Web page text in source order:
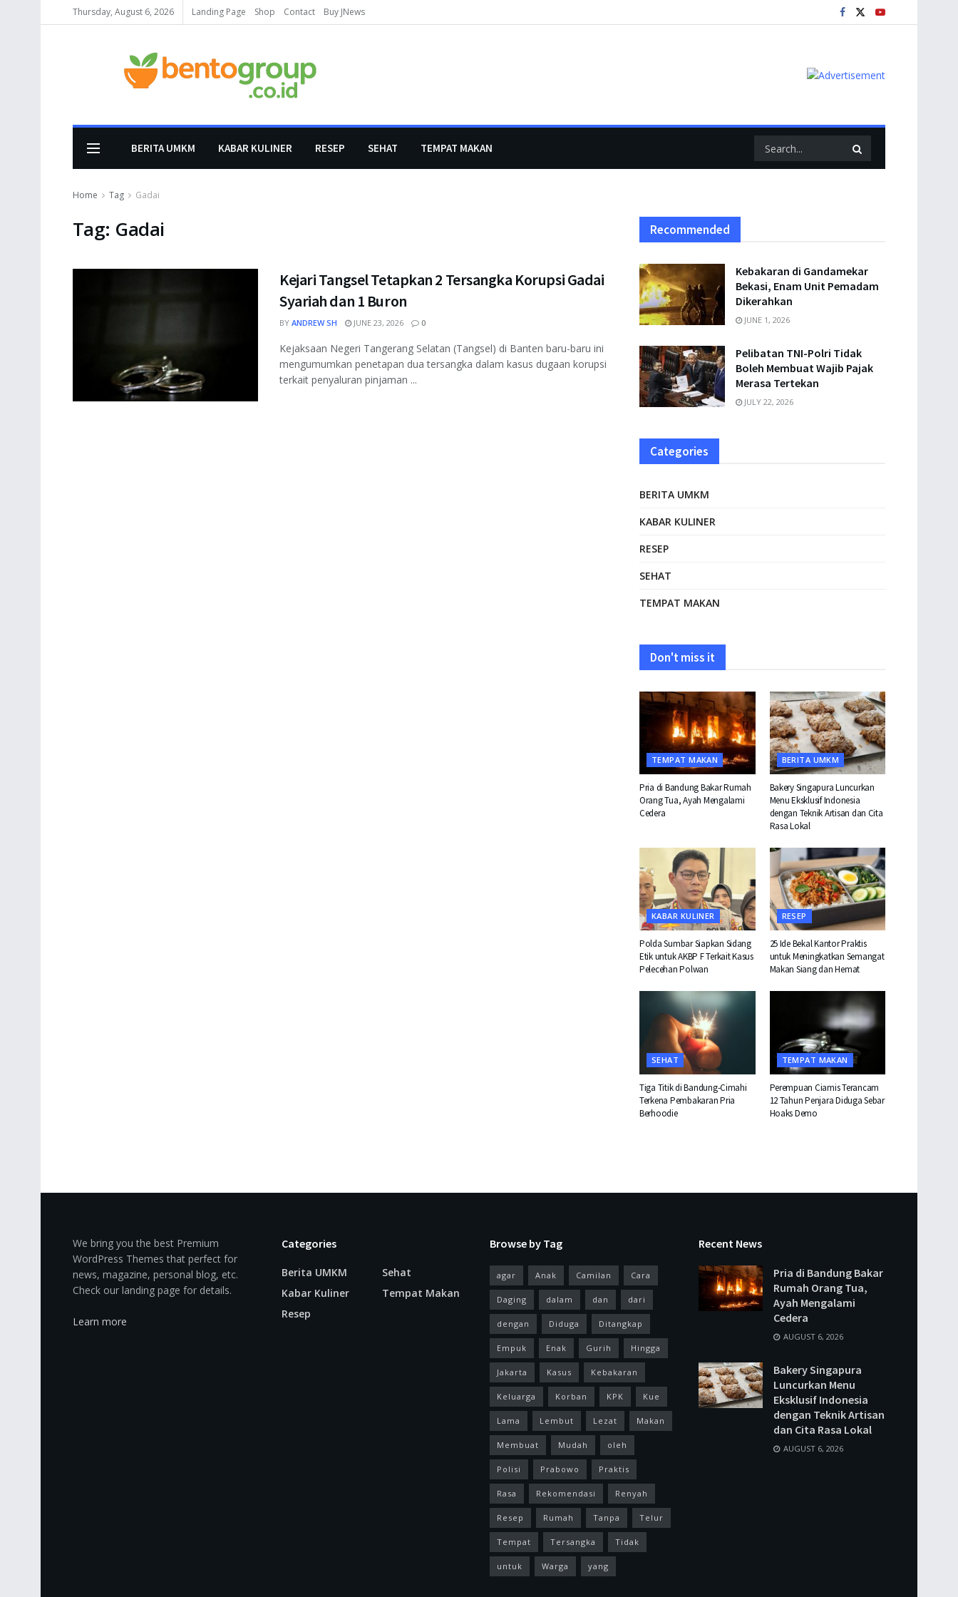
Thursday, August 6, 2026 Landing Page Shop Contact Buy JNews
BERITA UMKM KABAR KULINER RESEP SEHAT TEMPAT MAKAN
Home Tag Gadai
Tag: Gadai
Kejari Tangsel Tetapkan 2 Tersangka Korupsi Gadai
Syariah dan 1 Buron
BY ANDREW SH JUNE 23, 2026 0
Kejaksaan Negeri Tangerang Selatan (Tangsel) di Banten baru-baru ini
mengumumkan penetapan dua tersangka dalam kasus dugaan korupsi
terkait penyaluran pinjaman ...
Recommended
Kebakaran di Gandamekar
Bekasi, Enam Unit Pemadam
Dikerahkan
JUNE 1, 2026
Pelibatan TNI-Polri Tidak
Boleh Membuat Wajib Pajak
Merasa Tertekan
JULY 22, 2026
Categories
BERITA UMKM
KABAR KULINER
RESEP
SEHAT
TEMPAT MAKAN
Don't miss it
TEMPAT MAKAN
Pria di Bandung Bakar Rumah
Orang Tua, Ayah Mengalami
Cedera
BERITA UMKM
Bakery Singapura Luncurkan
Menu Eksklusif Indonesia
dengan Teknik Artisan dan Cita
Rasa Lokal
KABAR KULINER
Polda Sumbar Siapkan Sidang
Etik untuk AKBP F Terkait Kasus
Pelecehan Polwan
RESEP
25 Ide Bekal Kantor Praktis
untuk Meningkatkan Semangat
Makan Siang dan Hemat
SEHAT
Tiga Titik di Bandung-Cimahi
Terkena Pembakaran Pria
Berhoodie
TEMPAT MAKAN
Perempuan Ciamis Terancam
12 Tahun Penjara Diduga Sebar
Hoaks Demo
We bring you the best Premium
WordPress Themes that perfect for
news, magazine, personal blog, etc.
Check our landing page for details.
Learn more
Categories
Berita UMKM
Kabar Kuliner
Resep
Sehat
Tempat Makan
Browse by Tag
agar Anak Camilan Cara
Daging dalam dan dari
dengan Diduga Ditangkap
Empuk Enak Gurih Hingga
Jakarta Kasus Kebakaran
Keluarga Korban KPK Kue
Lama Lembut Lezat Makan
Membuat Mudah oleh
Polisi Prabowo Praktis
Rasa Rekomendasi Renyah
Resep Rumah Tanpa Telur
Tempat Tersangka Tidak
untuk Warga yang
Recent News
Pria di Bandung Bakar
Rumah Orang Tua,
Ayah Mengalami
Cedera
AUGUST 6, 2026
Bakery Singapura
Luncurkan Menu
Eksklusif Indonesia
dengan Teknik Artisan
dan Cita Rasa Lokal
AUGUST 6, 2026